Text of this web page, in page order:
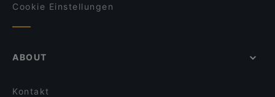
Cookie Einstellungen
ABOUT
Kontakt